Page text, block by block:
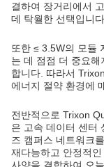
결하여 장거리에서
데 탁월한 선택입니다.
또한 ≤ 3.5W의 모듈
는 데 점점 더 중요
합니다. 따라서
에너지 절약 환경에
전반적으로 Trixon
은 고속 데이터 센터
즈 캠퍼스 네트워크
재다능하고 안정적